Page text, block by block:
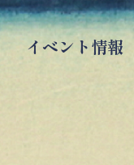
イベント情報